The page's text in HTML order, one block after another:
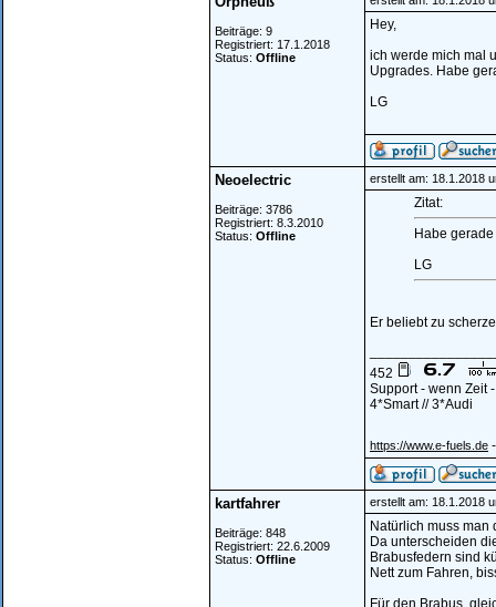
Beiträge: 9
Registriert: 17.1.2018
Status: Offline
Hey,
ich werde mich mal
Upgrades. Habe
LG
Neoelectric
Beiträge: 3786
Registriert: 8.3.2010
Status: Offline
erstellt am: 18.1.2018
Zitat:
Habe
LG
Er beliebt zu
452
Support - wenn Zeit
4*Smart // 3*Audi
https://www.e-fuels.de
kartfahrer
Beiträge: 848
Registriert: 22.6.2009
Status: Offline
erstellt am: 18.1.2018
Natürlich muss man
Da unterscheiden
Brabusfedern sind
Nett zum Fahren,
Für den Brabus,